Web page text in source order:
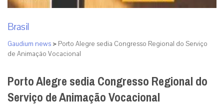
Brasil
Gaudium news > Porto Alegre sedia Congresso Regional do Serviço
de Animação Vocacional
Porto Alegre sedia Congresso Regional do
Serviço de Animação Vocacional